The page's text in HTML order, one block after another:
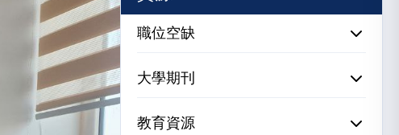
職位空缺
大學期刊
教育資源